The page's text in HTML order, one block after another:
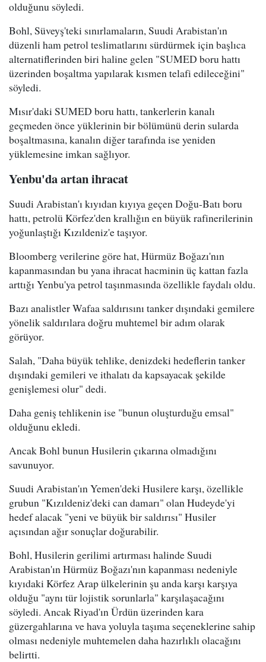
olduğunu söyledi.
Bohl, Süveyş'teki sınırlamaların, Suudi Arabistan'ın
düzenli ham petrol teslimatlarını sürdürmek için başlıca
alternatiflerinden biri haline gelen "SUMED boru hattı
üzerinden boşaltma yapılarak kısmen telafi edileceğini"
söyledi.
Mısır'daki SUMED boru hattı, tankerlerin kanalı
geçmeden önce yüklerinin bir bölümünü derin sularda
boşaltmasına, kanalın diğer tarafında ise yeniden
yüklemesine imkan sağlıyor.
Yenbu'da artan ihracat
Suudi Arabistan'ı kıyıdan kıyıya geçen Doğu-Batı boru
hattı, petrolü Körfez'den krallığın en büyük rafinerilerinin
yoğunlaştığı Kızıldeniz'e taşıyor.
Bloomberg verilerine göre hat, Hürmüz Boğazı'nın
kapanmasından bu yana ihracat hacminin üç kattan fazla
arttığı Yenbu'ya petrol taşınmasında özellikle faydalı oldu.
Bazı analistler Wafaa saldırısını tanker dışındaki gemilere
yönelik saldırılara doğru muhtemel bir adım olarak
görüyor.
Salah, "Daha büyük tehlike, denizdeki hedeflerin tanker
dışındaki gemileri ve ithalatı da kapsayacak şekilde
genişlemesi olur" dedi.
Daha geniş tehlikenin ise "bunun oluşturduğu emsal"
olduğunu ekledi.
Ancak Bohl bunun Husilerin çıkarına olmadığını
savunuyor.
Suudi Arabistan'ın Yemen'deki Husilere karşı, özellikle
grubun "Kızıldeniz'deki can damarı" olan Hudeyde'yi
hedef alacak "yeni ve büyük bir saldırısı" Husiler
açısından ağır sonuçlar doğurabilir.
Bohl, Husilerin gerilimi artırması halinde Suudi
Arabistan'ın Hürmüz Boğazı'nın kapanması nedeniyle
kıyıdaki Körfez Arap ülkelerinin şu anda karşı karşıya
olduğu "aynı tür lojistik sorunlarla" karşılaşacağını
söyledi. Ancak Riyad'ın Ürdün üzerinden kara
güzergahlarına ve hava yoluyla taşıma seçeneklerine sahip
olması nedeniyle muhtemelen daha hazırlıklı olacağını
belirtti.